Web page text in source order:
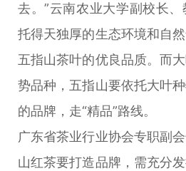
去。”云南农业大学副校长
托得天独厚的生态环境和自
五指山茶叶的优良品质。而
势品种，五指山要依托大叶
的品牌，走“精品”路线。
广东省茶业行业协会专职副
山红茶要打造品牌，需充分